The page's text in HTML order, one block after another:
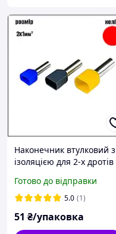
Наконечник втулковий з
ізоляцією для 2-х дротів
100шт.
Готово до відправки
5.0 (1)
51 ₴/упаковка